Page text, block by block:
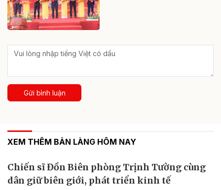
Gửi bình luận
XEM THÊM BẢN LÀNG HÔM NAY
Chiến sĩ Đồn Biên phòng Trịnh Tường cùng
dân giữ biên giới, phát triển kinh tế